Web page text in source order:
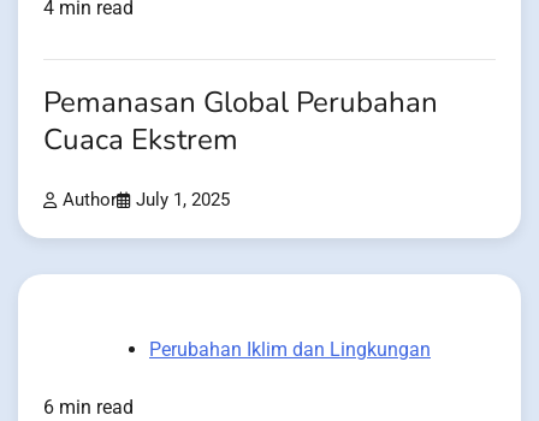
4 min read
Pemanasan Global Perubahan
Cuaca Ekstrem
Author July 1, 2025
Perubahan Iklim dan Lingkungan
6 min read